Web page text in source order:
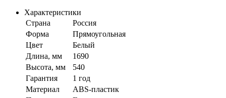
Характеристики
Страна
Россия
Форма
Прямоугольная
Цвет
Белый
Длина, мм
1690
Высота, мм
540
Гарантия
1 год
Материал
ABS-пластик